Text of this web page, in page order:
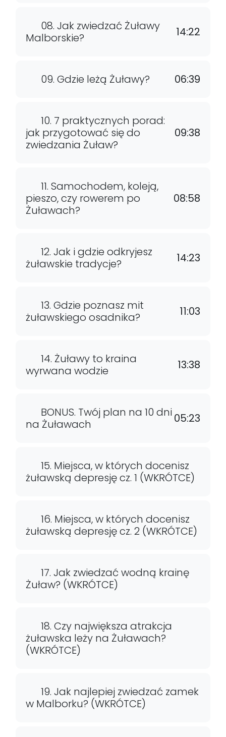
08. Jak zwiedzać Żuławy
Malborskie?
14:22
09. Gdzie leżą Żuławy? 06:39
10. 7 praktycznych porad:
jak przygotować się do
zwiedzania Żuław?
09:38
11. Samochodem, koleją,
pieszo, czy rowerem po
Żuławach?
08:58
12. Jak i gdzie odkryjesz
żuławskie tradycje?
14:23
13. Gdzie poznasz mit
żuławskiego osadnika?
11:03
14. Żuławy to kraina
wyrwana wodzie
13:38
BONUS. Twój plan na 10 dni
na Żuławach
05:23
15. Miejsca, w których docenisz
żuławską depresję cz. 1 (WKRÓTCE)
16. Miejsca, w których docenisz
żuławską depresję cz. 2 (WKRÓTCE)
17. Jak zwiedzać wodną krainę
Żuław? (WKRÓTCE)
18. Czy największa atrakcja
żuławska leży na Żuławach?
(WKRÓTCE)
19. Jak najlepiej zwiedzać zamek
w Malborku? (WKRÓTCE)